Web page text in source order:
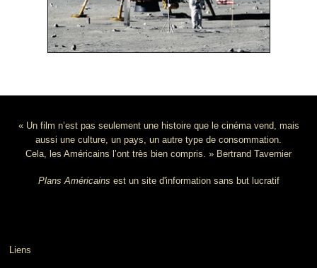
« Un film n’est pas seulement une histoire que le cinéma vend, mais
aussi une culture, un pays, un autre type de consommation.
Cela, les Américains l’ont très bien compris. » Bertrand Tavernier
Plans Américains est un site d'information sans but lucratif
Liens